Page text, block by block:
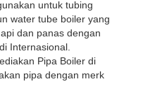
untuk tubing
water tube boiler yang
dan panas dengan
Internasional.
Pipa Boiler di
pipa dengan merk